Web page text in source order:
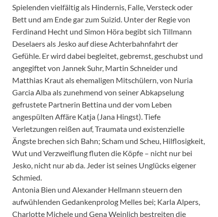
Spielenden vielfältig als Hindernis, Falle, Versteck oder
Bett und am Ende gar zum Suizid. Unter der Regie von
Ferdinand Hecht und Simon Höra begibt sich Tillmann
Deselaers als Jesko auf diese Achterbahnfahrt der
Gefühle. Er wird dabei begleitet, gebremst, geschubst und
angegiftet von Jannek Suhr, Martin Schneider und
Matthias Kraut als ehemaligen Mitschülern, von Nuria
Garcia Alba als zunehmend von seiner Abkapselung
gefrustete Partnerin Bettina und der vom Leben
angespülten Affäre Katja (Jana Hingst). Tiefe
Verletzungen reißen auf, Traumata und existenzielle
Ängste brechen sich Bahn; Scham und Scheu, Hilflosigkeit,
Wut und Verzweiflung fluten die Köpfe – nicht nur bei
Jesko, nicht nur ab da. Jeder ist seines Unglücks eigener
Schmied.
Antonia Bien und Alexander Hellmann steuern den
aufwühlenden Gedankenprolog Melles bei; Karla Alpers,
Charlotte Michele und Gena Weinlich bestreiten die